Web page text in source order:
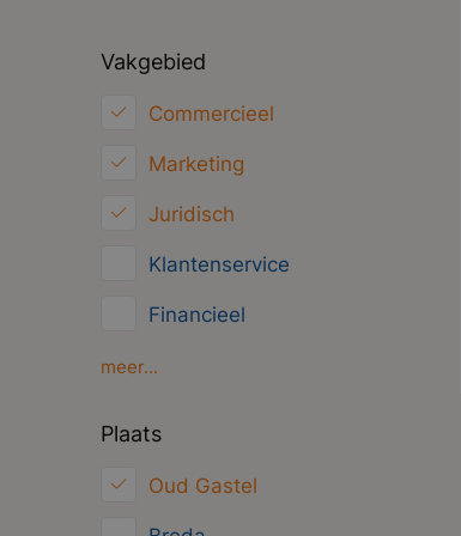
Vakgebied
Commercieel
Marketing
Juridisch
Klantenservice
Financieel
HRM
meer...
Plaats
Oud Gastel